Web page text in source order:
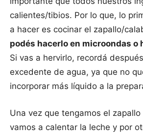
calientes/tibios. Por lo que, lo
a hacer es cocinar el zapallo/
podés hacerlo en microondas o
Si vas a hervirlo, recordá
excedente de agua, ya que no
incorporar más líquido a la
Una vez que tengamos el
vamos a calentar la leche y por